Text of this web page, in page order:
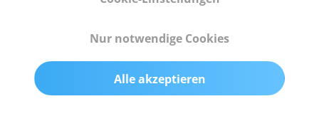
200 g
Nur notwendige Cookies
Alle akzeptieren